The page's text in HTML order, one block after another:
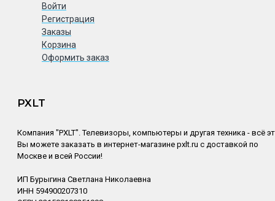
Войти
Регистрация
Заказы
Корзина
Оформить заказ
PXLT
Компания "PXLT". Телевизоры, компьютеры и другая техника - всё
Вы можете заказать в интернет-магазине pxlt.ru с доставкой по
Москве и всей России!
ИП Бурыгина Светлана Николаевна
ИНН 594900207310